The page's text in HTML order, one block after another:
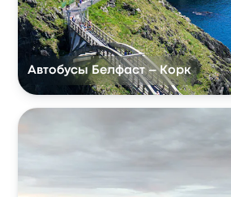
Автобусы Белфаст – Корк